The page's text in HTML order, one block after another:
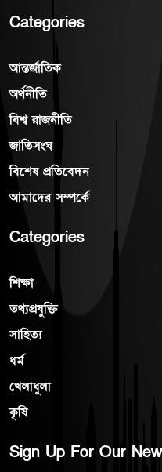
Categories
আন্তর্জাতিক
অর্থনীতি
বিশ্ব রাজনীতি
জাতিসংঘ
বিশেষ প্রতিবেদন
আমাদের সম্পর্কে
Categories
শিক্ষা
তথ্যপ্রযুক্তি
সাহিত্য
ধর্ম
খেলাধুলা
কৃষি
Sign Up For Our